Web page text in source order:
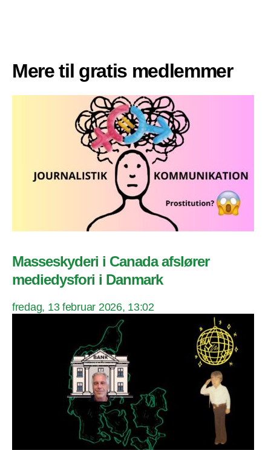
Mere til gratis medlemmer
Masseskyderi i Canada afslører
mediedysfori i Danmark
fredag, 13 februar 2026, 13:02